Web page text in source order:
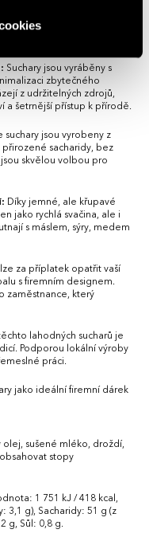
Bez přidaného cukru a
Suchary jsou vyráběny s
zbytečného
z udržitelných zdrojů,
šetrnější přístup k přírodě.
suchary jsou vyrobeny z
přirozené sacharidy, bez
skvělou volbou pro
Díky jemné, ale křupavé
jako rychlá svačina, ale i
s máslem, sýry, medem
lze za příplatek opatřit vaší
s firemním designem.
zaměstnance, který
lahodných sucharů je
Podporou lokální výroby
práci.
jako ideální firemní dárek
olej, sušené mléko, droždí,
stopy
1 751 kJ / 418 kcal,
3,1 g), Sacharidy: 51 g (z
g, Sůl: 0,8 g.